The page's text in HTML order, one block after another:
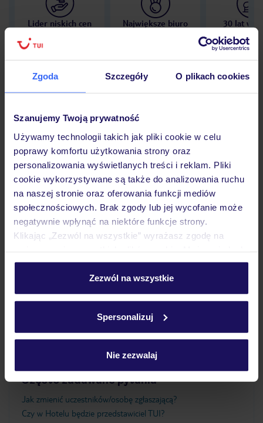
Zgoda Szczegóły O plikach cookies
Szanujemy Twoją prywatność
Używamy technologii takich jak pliki cookie w celu
poprawy komfortu użytkowania strony oraz
personalizowania wyświetlanych treści i reklam. Pliki
cookie wykorzystywane są także do analizowania ruchu
na naszej stronie oraz oferowania funkcji mediów
społecznościowych. Brak zgody lub jej wycofanie może
negatywnie wpłynąć na niektóre funkcje strony.
Klikając „Zezwól na wszystkie” wyrażasz zgodę na
personalizować swój wybór wchodząc w zakładkę
Szczegółowe informacje o plikach cookie znajdziesz
Zezwól na wszystkie
Spersonalizuj
Nie zezwalaj
Lider niskich cen
Największe biuro
30 lat w
Opinie
Pokoje
Wyżywienie
Ważne informacje
Często zadawane pytania
Jak zmienić uczestników/osobę zgłaszającą?
Czy w Hotelu będzie przedstawiciel TUI?